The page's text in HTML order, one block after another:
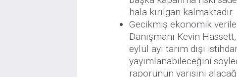
hala kırılgan kalmaktadır.
Gecikmiş ekonomik
Danışmanı Kevin
eylül ayı tarım dışı
yayımlanabileceğini
raporunun yarısını